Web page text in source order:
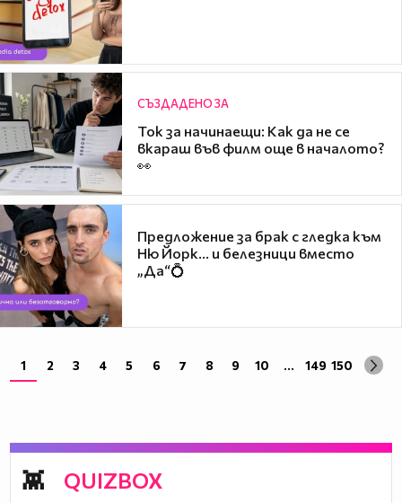
QUIZBOX
СЪЗДАДЕНО ЗА
Ток за начинаещи: Как да не се
вкараш във филм още в началото?
👀
Предложение за брак с гледка към
Ню Йорк... и белезници вместо
„Да“💍
1 2 3 4 5 6 7 8 9 10 ... 149 150